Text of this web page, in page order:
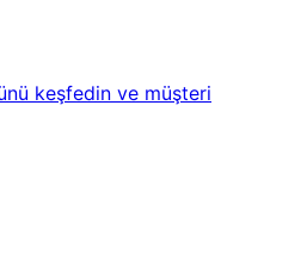
keşfedin ve müşteri